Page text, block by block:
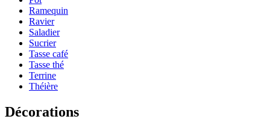
Ramequin
Ravier
Saladier
Sucrier
Tasse café
Tasse thé
Terrine
Théière
Décorations